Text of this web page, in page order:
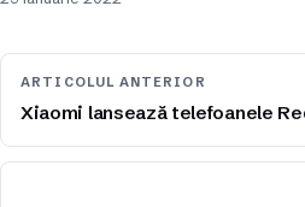
ARTICOLUL ANTERIOR
Xiaomi lansează telefoanele